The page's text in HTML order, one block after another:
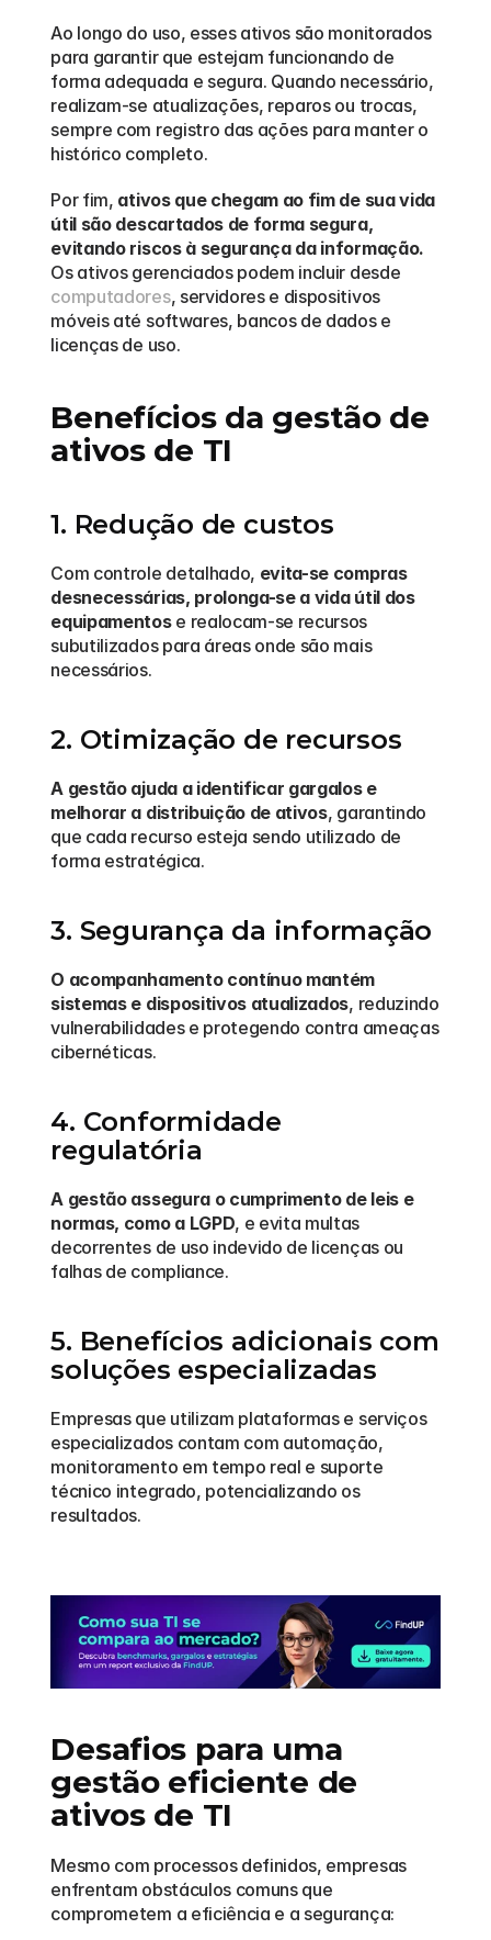
Ao longo do uso, esses ativos são monitorados
para garantir que estejam funcionando de
forma adequada e segura. Quando necessário,
realizam-se atualizações, reparos ou trocas,
sempre com registro das ações para manter o
histórico completo.
Por fim, ativos que chegam ao fim de sua vida
útil são descartados de forma segura,
evitando riscos à segurança da informação.
computadores, servidores e dispositivos
móveis até softwares, bancos de dados e
licenças de uso.
Benefícios da gestão de
ativos de TI
1. Redução de custos
Com controle detalhado, evita-se compras
desnecessárias, prolonga-se a vida útil dos
equipamentos e realocam-se recursos
subutilizados para áreas onde são mais
necessários.
2. Otimização de recursos
A gestão ajuda a identificar gargalos e
melhorar a distribuição de ativos, garantindo
que cada recurso esteja sendo utilizado de
forma estratégica.
3. Segurança da informação
O acompanhamento contínuo mantém
sistemas e dispositivos atualizados, reduzindo
vulnerabilidades e protegendo contra ameaças
cibernéticas.
4. Conformidade
regulatória
A gestão assegura o cumprimento de leis e
normas, como a LGPD, e evita multas
decorrentes de uso indevido de licenças ou
falhas de compliance.
5. Benefícios adicionais com
soluções especializadas
Empresas que utilizam plataformas e serviços
especializados contam com automação,
monitoramento em tempo real e suporte
técnico integrado, potencializando os
resultados.
Desafios para uma
gestão eficiente de
ativos de TI
Mesmo com processos definidos, empresas
enfrentam obstáculos comuns que
comprometem a eficiência e a segurança: